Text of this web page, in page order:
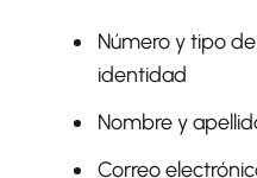
Número y tipo
identidad
Nombre y
Correo